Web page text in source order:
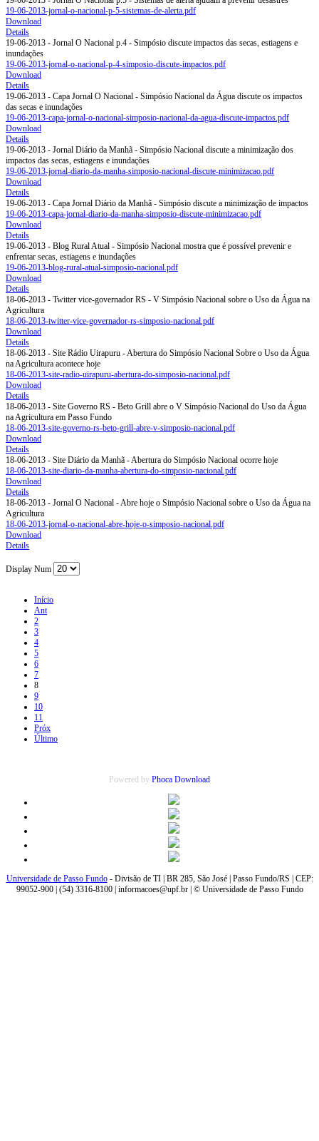
19-06-2013-jornal-o-nacional-p-5-sistemas-de-alerta.pdf
Download
Details
19-06-2013 - Jornal O Nacional p.4 - Simpósio discute impactos das secas, estiagens e
inundações
19-06-2013-jornal-o-nacional-p-4-simposio-discute-impactos.pdf
Download
Details
19-06-2013 - Capa Jornal O Nacional - Simpósio Nacional da Água discute os impactos
das secas e inundações
19-06-2013-capa-jornal-o-nacional-simposio-nacional-da-agua-discute-impactos.pdf
Download
Details
19-06-2013 - Jornal Diário da Manhã - Simpósio Nacional discute a minimização dos
impactos das secas, estiagens e inundações
19-06-2013-jornal-diario-da-manha-simposio-nacional-discute-minimizacao.pdf
Download
Details
19-06-2013 - Capa Jornal Diário da Manhã - Simpósio discute a minimização de impactos
19-06-2013-capa-jornal-diario-da-manha-simposio-discute-minimizacao.pdf
Download
Details
19-06-2013 - Blog Rural Atual - Simpósio Nacional mostra que é possível prevenir e
enfrentar secas, estiagens e inundações
19-06-2013-blog-rural-atual-simposio-nacional.pdf
Download
Details
18-06-2013 - Twitter vice-governador RS - V Simpósio Nacional sobre o Uso da Água na
Agricultura
18-06-2013-twitter-vice-governador-rs-simposio-nacional.pdf
Download
Details
18-06-2013 - Site Rádio Uirapuru - Abertura do Simpósio Nacional Sobre o Uso da Água
na Agricultura acontece hoje
18-06-2013-site-radio-uirapuru-abertura-do-simposio-nacional.pdf
Download
Details
18-06-2013 - Site Governo RS - Beto Grill abre o V Simpósio Nacional do Uso da Água
na Agricultura em Passo Fundo
18-06-2013-site-governo-rs-beto-grill-abre-v-simposio-nacional.pdf
Download
Details
18-06-2013 - Site Diário da Manhã - Abertura do Simpósio Nacional ocorre hoje
18-06-2013-site-diario-da-manha-abertura-do-simposio-nacional.pdf
Download
Details
18-06-2013 - Jornal O Nacional - Abre hoje o Simpósio Nacional sobre o Uso da Água na
Agricultura
18-06-2013-jornal-o-nacional-abre-hoje-o-simposio-nacional.pdf
Download
Details
Display Num
Início
Ant
2
3
4
5
6
7
8
9
10
11
Próx
Último
Powered by Phoca Download
Universidade de Passo Fundo- Divisão de TI | BR 285, São José | Passo Fundo/RS | CEP:
99052-900 | (54) 3316-8100 | informacoes@upf.br | © Universidade de Passo Fundo